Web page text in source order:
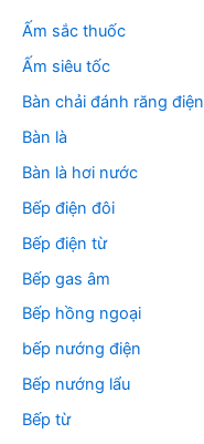
m
Ấm sắc thuốc
Ấm siêu tốc
Bàn chải đánh răng điện
Bàn là
Bàn là hơi nước
Bếp điện đôi
Bếp điện từ
Bếp gas âm
Bếp hồng ngoại
bếp nướng điện
Bếp nướng lẩu
Bếp từ